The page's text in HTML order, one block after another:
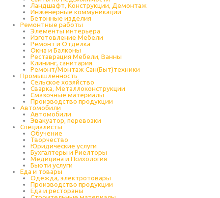
Ландшафт, Конструкции, Демонтаж
Инженерные коммуникации
Бетонные изделия
Ремонтные работы
Элементы интерьера
Изготовление Мебели
Ремонт и Отделка
Окна и Балконы
Реставрация Мебели, Ванны
Клининг, санитария
Ремонт/Монтаж Сан(Быт)техники
Промышленность
Cельское хозяйство
Сварка, Металлоконструкции
Cмазочные материалы
Производство продукции
Автомобили
Автомобили
Эвакуатор, перевозки
Специалисты
Обучение
Творчество
Юридические услуги
Бухгалтеры и Риелторы
Медицина и Психология
Бьюти услуги
Еда и товары
Одежда, электротовары
Производство продукции
Еда и рестораны